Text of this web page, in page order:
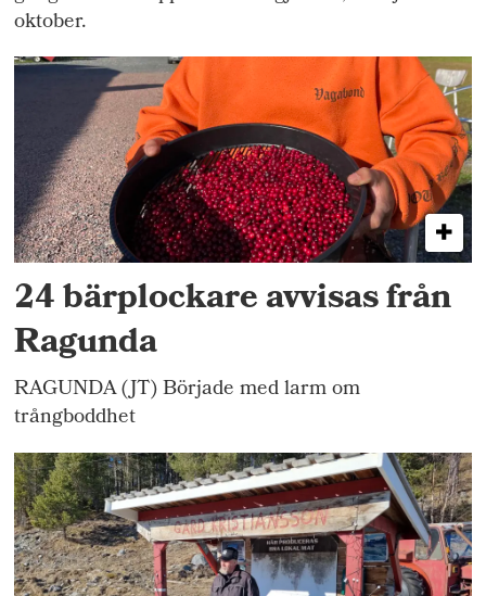
oktober.
24 bärplockare avvisas från
Ragunda
RAGUNDA (JT) Började med larm om
trångboddhet